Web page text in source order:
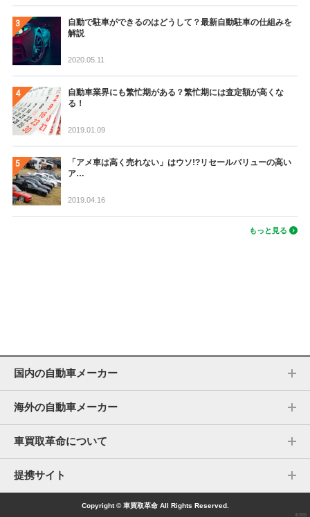
自動で駐車ができるのはどうして？最新自動駐車の仕組みを
解説
2020.05.11
自動車業界にも繁忙期がある？繁忙期には査定額が高くな
る！
2019.01.09
「アメ車は高く売れない」はウソ!?リセールバリューの高い
ア…
2019.04.16
もっと見る
国内の自動車メーカー
海外の自動車メーカー
車買取革命について
提携サイト
Copyright © 車買取革命 All Rights Reserved.
車買取